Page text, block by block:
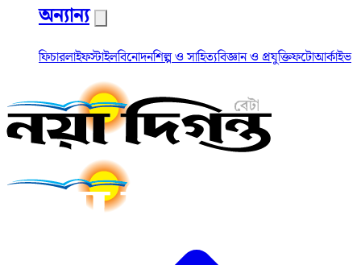
অন্যান্য
ফিচারলাইফস্টাইলবিনোদনশিল্প ও সাহিত্যবিজ্ঞান ও প্রযুক্তিফটোআর্কাইভ